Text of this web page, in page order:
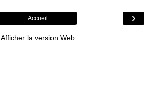
›
Accueil
Afficher la version Web